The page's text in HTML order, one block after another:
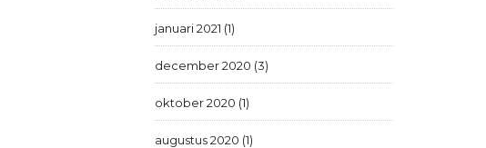
januari 2021 (1)
december 2020 (3)
oktober 2020 (1)
augustus 2020 (1)